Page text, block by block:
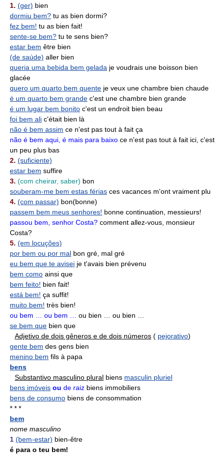
1. (ger) bien
dormiu bem? tu as bien dormi?
fez bem! tu as bien fait!
sente-se bem? tu te sens bien?
estar bem être bien
(de saúde) aller bien
queria uma bebida bem gelada je voudrais une boisson bien
glacée
quero um quarto bem quente je veux une chambre bien chaude
é um quarto bem grande c'est une chambre bien grande
é um lugar bem bonito c'est un endroit bien beau
foi bem ali c'était bien là
não é bem assim ce n'est pas tout à fait ça
não é bem aqui, é mais para baixo ce n'est pas tout à fait ici, c'est
un peu plus bas
2. (suficiente)
estar bem suffire
3. (com cheirar, saber) bon
souberam-me bem estas férias ces vacances m'ont vraiment plu
4. (com passar) bon(bonne)
passem bem meus senhores! bonne continuation, messieurs!
passou bem, senhor Costa? comment allez-vous, monsieur
Costa?
5. (em locuções)
por bem ou por mal bon gré, mal gré
eu bem que te avisei je t'avais bien prévenu
bem como ainsi que
bem feito! bien fait!
está bem! ça suffit!
muito bem! très bien!
ou bem … ou bem … ou bien … ou bien …
se bem que bien que
Adjetivo de dois gêneros e de dois números ( pejorativo)
gente bem des gens bien
menino bem fils à papa
bens
Substantivo masculino plural biens masculin pluriel
bens imóveis ou de raiz biens immobiliers
bens de consumo biens de consommation
* * *
bem
nome masculino
1 (bem-estar) bien-être
é para o teu bem!